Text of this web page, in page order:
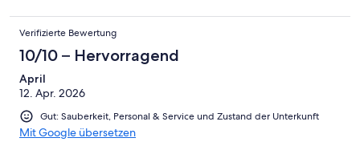
Verifizierte Bewertung
10/10 – Hervorragend
April
12. Apr. 2026
Gut: Sauberkeit, Personal & Service und Zustand der Unterkunft
Mit Google übersetzen